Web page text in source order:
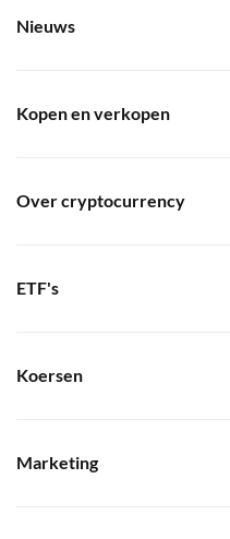
Nieuws
Kopen en verkopen
Over cryptocurrency
ETF's
Koersen
Marketing